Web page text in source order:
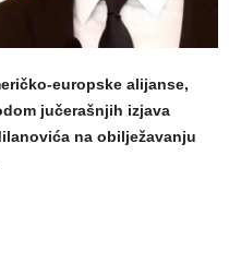
europske alijanse,
jučerašnjih izjava
na obilježavanju